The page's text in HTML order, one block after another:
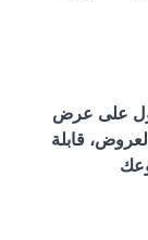
على عرض
قابلة